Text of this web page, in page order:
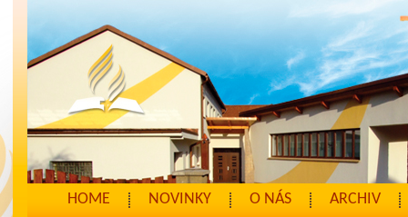
HOME NOVINKY O NÁS ARCHIV